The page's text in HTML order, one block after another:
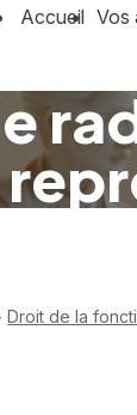
Accueil Vos
Droit de la